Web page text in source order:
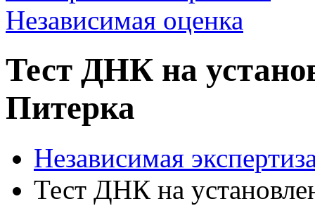
Тест ДНК на
Питерка
Независимая
Тест ДНК на